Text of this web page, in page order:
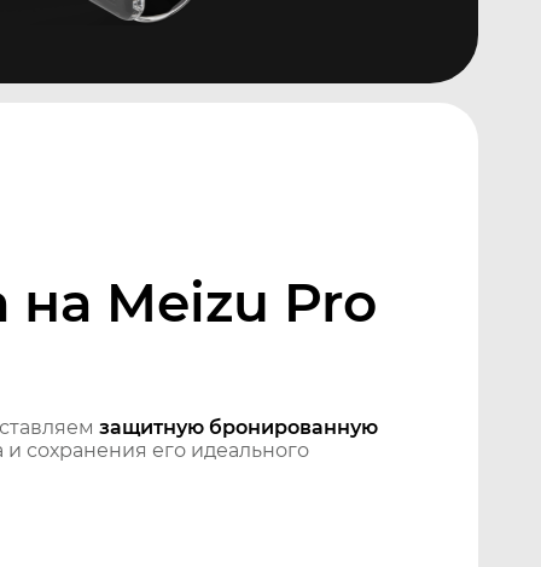
Meizu Pro
защитную бронированную
сохранения его идеального